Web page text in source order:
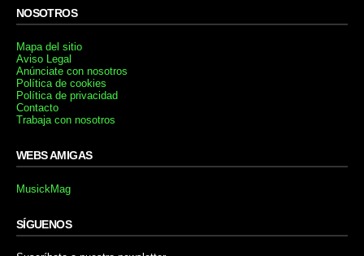
NOSOTROS
Mapa del sitio
Aviso Legal
Anúnciate con nosotros
Política de cookies
Política de privacidad
Contacto
Trabaja con nosotros
WEBS AMIGAS
MusickMag
SÍGUENOS